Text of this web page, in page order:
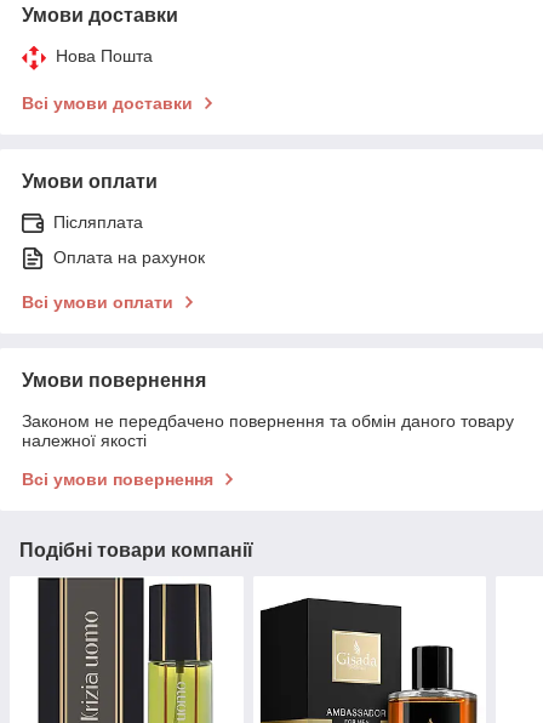
Умови доставки
Нова Пошта
Всі умови доставки
Умови оплати
Післяплата
Оплата на рахунок
Всі умови оплати
Умови повернення
Законом не передбачено повернення та обмін даного товару
належної якості
Всі умови повернення
Подібні товари компанії